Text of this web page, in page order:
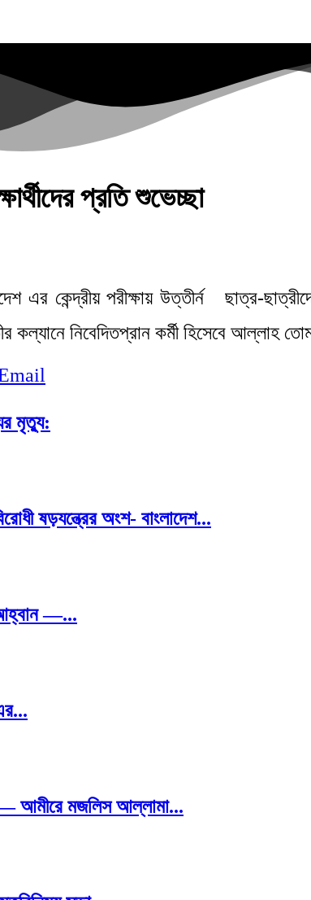
প্রতি শুভেচ্ছা
এর কেন্দ্রীয় পরীক্ষায় উত্তীর্ন ছাত্র-
কল্যানে নিবেদিতপ্রান কর্মী হিসেবে আল্লাহ
মৃত্যু:
ষড়যন্ত্রের অংশ- বাংলাদেশ...
আহ্বান —...
— আমীরে মজলিস আল্লামা...